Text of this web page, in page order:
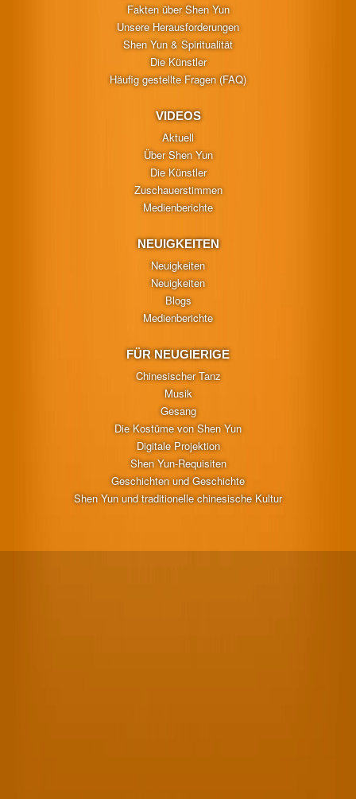
Fakten über Shen Yun
Unsere Herausforderungen
Shen Yun & Spiritualität
Die Künstler
Häufig gestellte Fragen (FAQ)
VIDEOS
Aktuell
Über Shen Yun
Die Künstler
Zuschauerstimmen
Medienberichte
NEUIGKEITEN
Neuigkeiten
Neuigkeiten
Blogs
Medienberichte
FÜR NEUGIERIGE
Chinesischer Tanz
Musik
Gesang
Die Kostüme von Shen Yun
Digitale Projektion
Shen Yun-Requisiten
Geschichten und Geschichte
Shen Yun und traditionelle chinesische Kultur